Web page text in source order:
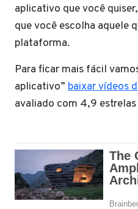
aplicativo que você
que você escolha aquele
plataforma.
Para ficar mais fácil
aplicativo” baixar vídeos
avaliado com 4,9